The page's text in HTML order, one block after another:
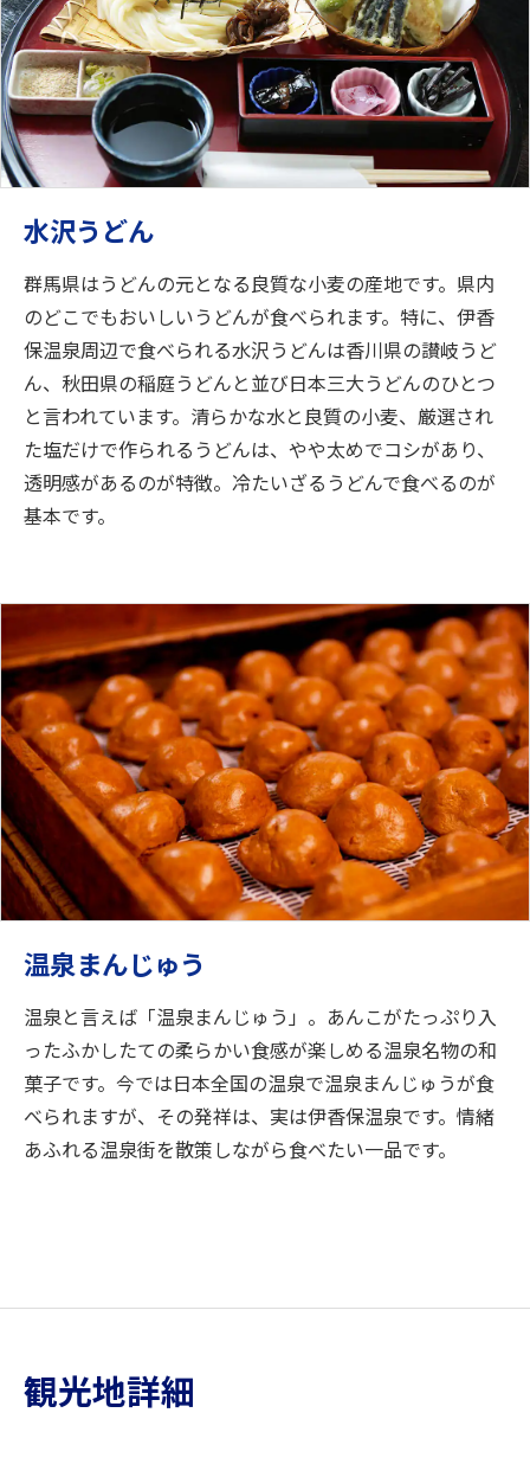
水沢うどん
群馬県はうどんの元となる良質な小麦の産地です。県内
のどこでもおいしいうどんが食べられます。特に、伊香
保温泉周辺で食べられる水沢うどんは香川県の讃岐うど
ん、秋田県の稲庭うどんと並び日本三大うどんのひとつ
と言われています。清らかな水と良質の小麦、厳選され
た塩だけで作られるうどんは、やや太めでコシがあり、
透明感があるのが特徴。冷たいざるうどんで食べるのが
基本です。
温泉まんじゅう
温泉と言えば「温泉まんじゅう」。あんこがたっぷり入
ったふかしたての柔らかい食感が楽しめる温泉名物の和
菓子です。今では日本全国の温泉で温泉まんじゅうが食
べられますが、その発祥は、実は伊香保温泉です。情緒
あふれる温泉街を散策しながら食べたい一品です。
観光地詳細